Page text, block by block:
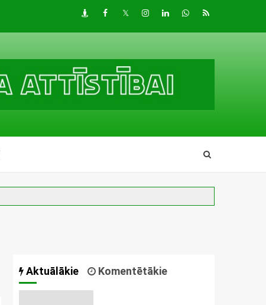
DraugiemFacebook
TwitterInstagram
LinkedInwhatsapp
RSS
Aktuālākie Komentētākie